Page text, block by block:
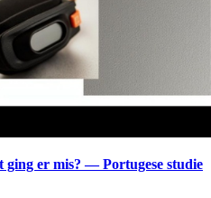
er mis? — Portugese studie